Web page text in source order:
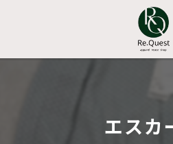
エスカ